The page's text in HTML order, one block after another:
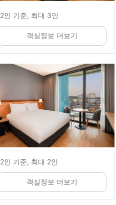
2인 기준, 최대 3인
객실정보 더보기
2인 기준, 최대 2인
객실정보 더보기